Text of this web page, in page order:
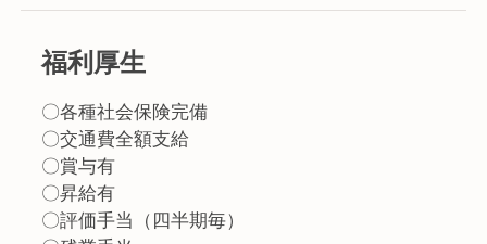
福利厚生
〇各種社会保険完備
〇交通費全額支給
〇賞与有
〇昇給有
〇評価手当（四半期毎）